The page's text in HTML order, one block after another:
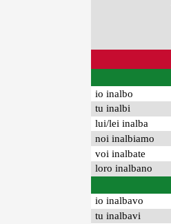
io inalbo
tu inalbi
lui/lei inalba
noi inalbiamo
voi inalbate
loro inalbano
io inalbavo
tu inalbavi